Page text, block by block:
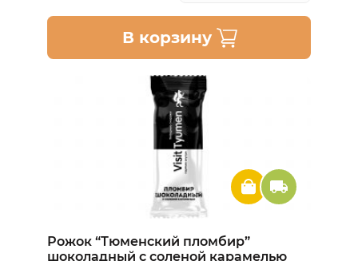
В корзину
Рожок “Тюменский пломбир”
шоколадный с соленой карамелью